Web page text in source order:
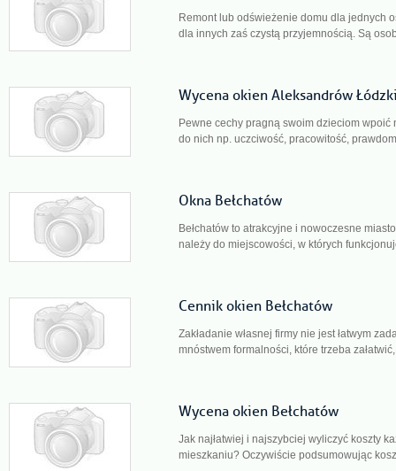
Remont lub odświeżenie domu dla jednych
dla innych zaś czystą przyjemnością. Są
Wycena okien Aleksandrów
Pewne cechy pragną swoim dzieciom
do nich np. uczciwość, pracowitość,
Okna Bełchatów
Bełchatów to atrakcyjne i nowoczesne
należy do miejscowości, w których
Cennik okien Bełchatów
Zakładanie własnej firmy nie jest łatwym
mnóstwem formalności, które trzeba
Wycena okien Bełchatów
Jak najłatwiej i najszybciej wyliczyć koszty
mieszkaniu? Oczywiście podsumowując